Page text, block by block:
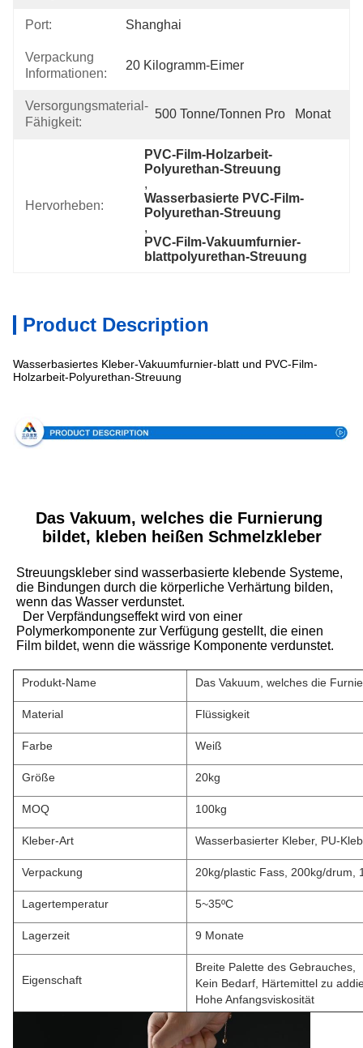
Port: Shanghai
Verpackung
Informationen:
20 Kilogramm-Eimer
Versorgungsmaterial-
Fähigkeit:
500 Tonne/Tonnen Pro   Monat
Hervorheben:
PVC-Film-Holzarbeit-
Polyurethan-Streuung
,
Wasserbasierte PVC-Film-
Polyurethan-Streuung
,
PVC-Film-Vakuumfurnier-
blattpolyurethan-Streuung
Product Description
Wasserbasiertes Kleber-Vakuumfurnier-blatt und PVC-Film-
Holzarbeit-Polyurethan-Streuung
Das Vakuum, welches die Furnierung
bildet, kleben heißen Schmelzkleber
Streuungskleber sind wasserbasierte klebende Systeme,
die Bindungen durch die körperliche Verhärtung bilden,
wenn das Wasser verdunstet.
Der Verpfändungseffekt wird von einer
Polymerkomponente zur Verfügung gestellt, die einen
Film bildet, wenn die wässrige Komponente verdunstet.
Produkt-Name Das Vakuum, welches die
Material Flüssigkeit
Farbe Weiß
Größe 20kg
MOQ 100kg
Kleber-Art Wasserbasierter Kleber, PU-
Verpackung 20kg/plastic Fass, 200kg/drum,
Lagertemperatur 5~35ºC
Lagerzeit 9 Monate
Eigenschaft
Breite Palette des Gebrauches,
Kein Bedarf, Härtemittel zu
Hohe Anfangsviskosität